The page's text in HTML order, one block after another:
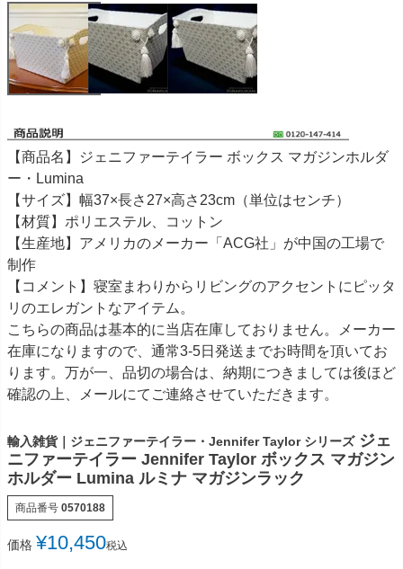
【商品名】ジェニファーテイラー ボックス マガジンホルダ
ー・Lumina
【サイズ】幅37×長さ27×高さ23cm（単位はセンチ）
【材質】ポリエステル、コットン
【生産地】アメリカのメーカー「ACG社」が中国の工場で
制作
【コメント】寝室まわりからリビングのアクセントにピッタ
リのエレガントなアイテム。
こちらの商品は基本的に当店在庫しておりません。メーカー
在庫になりますので、通常3-5日発送までお時間を頂いてお
ります。万が一、品切の場合は、納期につきましては後ほど
確認の上、メールにてご連絡させていただきます。
輸入雑貨｜ジェニファーテイラー・Jennifer Taylor シリーズ ジェ
ニファーテイラー Jennifer Taylor ボックス マガジン
ホルダー Lumina ルミナ マガジンラック
商品番号 0570188
価格 ¥10,450税込